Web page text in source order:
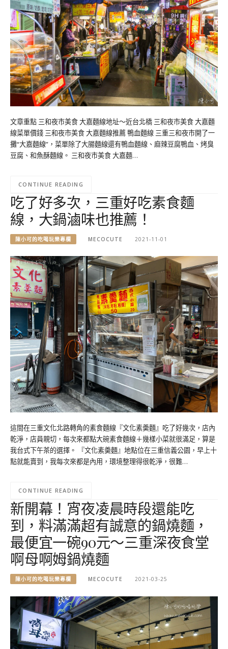
文章重點 三和夜市美食 大嘉麵線地址～近台北橋 三和夜市美食 大嘉麵
線菜單價錢 三和夜市美食 大嘉麵線推薦 鴨血麵線 三重三和夜市開了一
攤“大嘉麵線”，菜單除了大腸麵線還有鴨血麵線、麻辣豆腐鴨血、烤臭
豆腐、和魚酥麵線。 三和夜市美食 大嘉麵…
CONTINUE READING
吃了好多次，三重好吃素食麵
線，大鍋滷味也推薦！
陳小可的吃喝玩樂專欄 MECOCUTE 2021-11-01
這間在三重文化北路轉角的素食麵線『文化素羮麵』吃了好幾次，店內
乾淨，店員親切，每次來都點大碗素食麵線＋幾樣小菜就很滿足，算是
我台式下午茶的選擇。 『文化素羮麵』地點位在三重信義公園，早上十
點就能賣到，我每次來都是內用，環境整理得很乾淨，很難…
CONTINUE READING
新開幕！宵夜凌晨時段還能吃
到，料滿滿超有誠意的鍋燒麵，
最便宜一碗90元～三重深夜食堂
啊母啊姆鍋燒麵
陳小可的吃喝玩樂專欄 MECOCUTE 2021-03-25